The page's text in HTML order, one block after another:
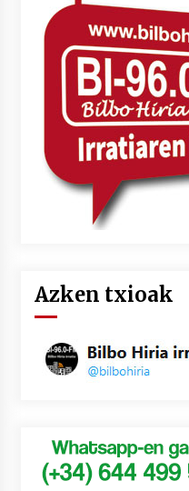
Azken txioak